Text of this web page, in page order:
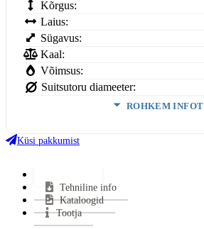
Kõrgus:
Laius:
Sügavus:
Kaal:
Võimsus:
Suitsutoru diameeter:
ROHKEM INFOT
Ukse laius:
Kasutegur:
Keskmine puidu tarbimine:
Miinimum tõmme:
Suitsutoru ühendus:
Küsi pakkumist
Tehniline info
Kataloogid
Tootja